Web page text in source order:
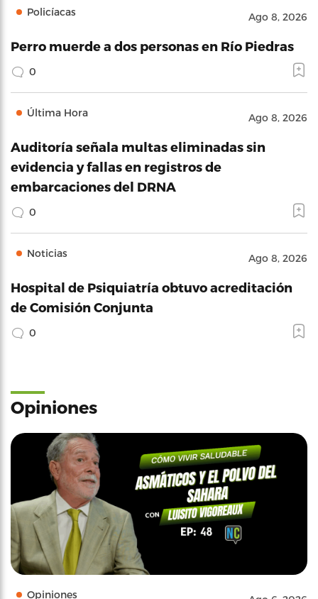
Policíacas Ago 8, 2026
Perro muerde a dos personas en Río Piedras
0
Última Hora Ago 8, 2026
Auditoría señala multas eliminadas sin
evidencia y fallas en registros de
embarcaciones del DRNA
0
Noticias Ago 8, 2026
Hospital de Psiquiatría obtuvo acreditación
de Comisión Conjunta
0
Opiniones
Opiniones